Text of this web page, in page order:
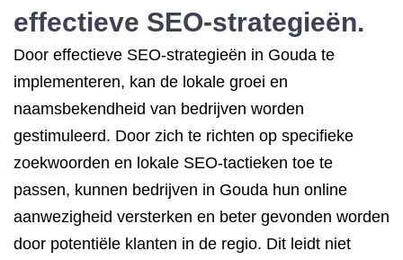
effectieve SEO-strategieën.
Door effectieve SEO-strategieën in Gouda te
implementeren, kan de lokale groei en
naamsbekendheid van bedrijven worden
gestimuleerd. Door zich te richten op specifieke
zoekwoorden en lokale SEO-tactieken toe te
passen, kunnen bedrijven in Gouda hun online
aanwezigheid versterken en beter gevonden worden
door potentiële klanten in de regio. Dit leidt niet